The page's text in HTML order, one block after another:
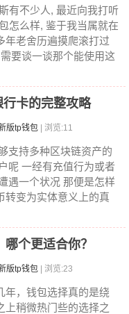
有不少人, 最近向我打听
怎么样, 鉴于我当属就在
年老舍历遍摸爬滚打过
要谈一谈那个能使用这
卡的完整攻略
版tp钱包 | 浏览:11
支持多种区块链资产的
呢 一经有充值行为或者
遇一个状况 那便是怎样
转变为实体意义上的真
个更适合你？
版tp钱包 | 浏览:23
年，钱包选择真的是绕
上稍微热门些的选择之